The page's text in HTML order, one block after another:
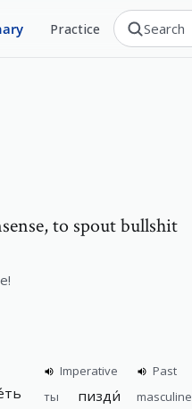
Practice
to spout bullshit
Imperative
ты
пизди́
Past
masculine